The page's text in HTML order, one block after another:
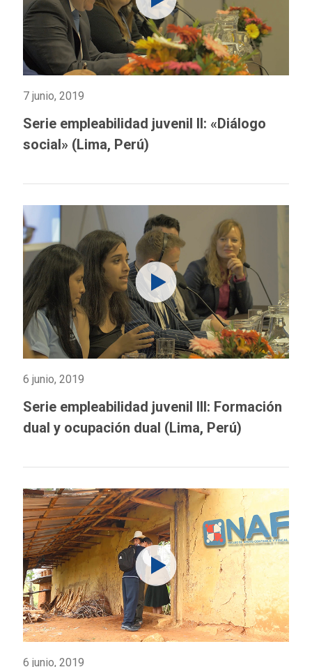
7 junio, 2019
Serie empleabilidad juvenil II: «Diálogo
social» (Lima, Perú)
6 junio, 2019
Serie empleabilidad juvenil III: Formación
dual y ocupación dual (Lima, Perú)
6 junio, 2019